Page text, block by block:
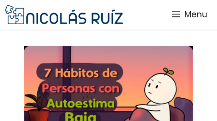
Saltar
al
Menu